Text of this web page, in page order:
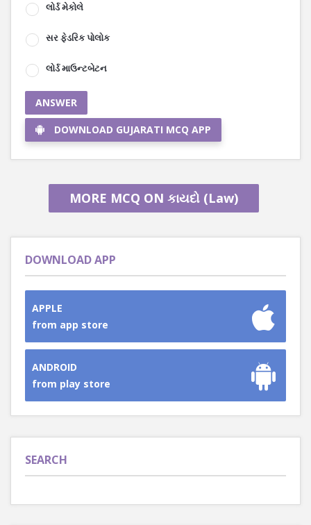
લોર્ડ મેકોલે
સર ફેડરિક પોલોક
લોર્ડ માઉન્ટબેટન
ANSWER
DOWNLOAD GUJARATI MCQ APP
MORE MCQ ON કાયદો (Law)
DOWNLOAD APP
APPLE
from app store
ANDROID
from play store
SEARCH